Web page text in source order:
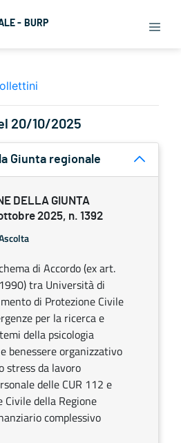
- BURP
20/10/2025
Giunta regionale
DELLA GIUNTA
2025, n. 1392
di Accordo (ex art.
tra Università di
di Protezione Civile
per la ricerca e
della psicologia
benessere organizzativo
stress da lavoro
delle CUR 112 e
Civile della Regione
complessivo